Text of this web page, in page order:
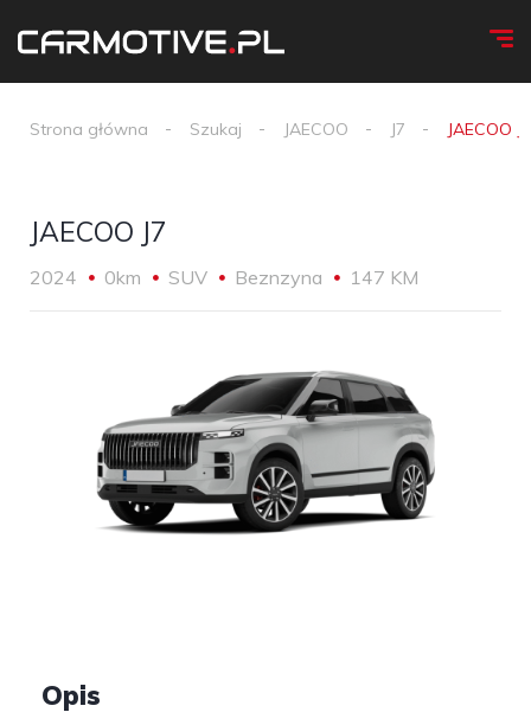
Strona główna Szukaj JAECOO J7 JAECOO J7
JAECOO J7
2024 0km SUV Beznzyna 147 KM
Opis